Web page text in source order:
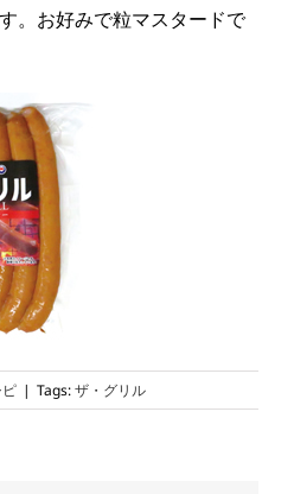
。お好みで粒マスタードで
| Tags:ザ・グリル